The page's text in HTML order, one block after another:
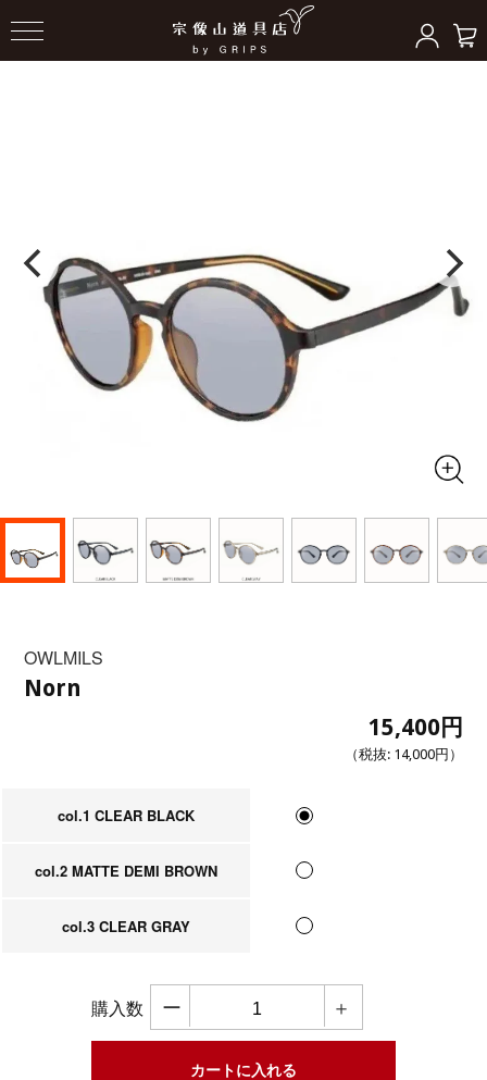
OWLMILS
Norn
15,400円
（税抜: 14,000円 ）
col.1 CLEAR BLACK
col.2 MATTE DEMI BROWN
col.3 CLEAR GRAY
購入数 ー ＋